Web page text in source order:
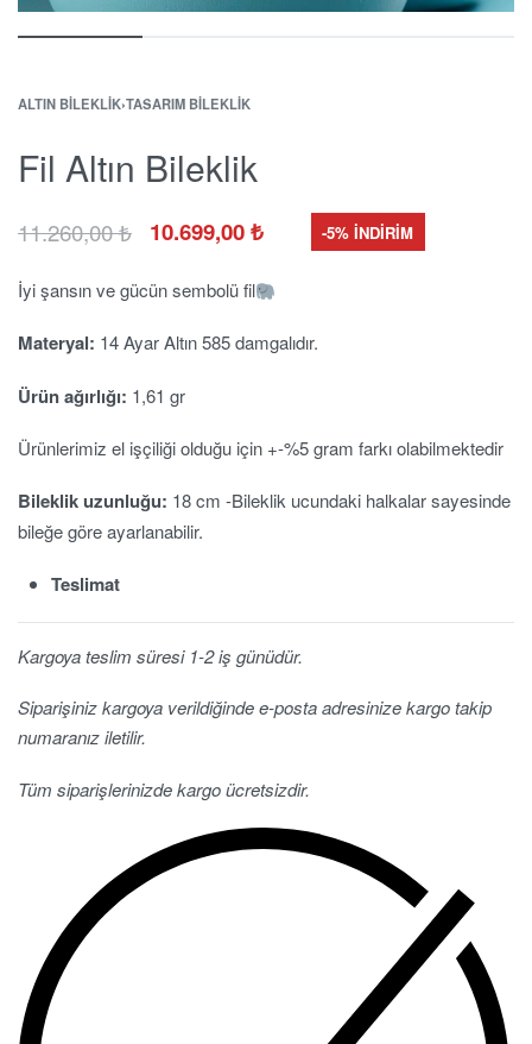
ALTIN BILEKLIK›TASARIM BILEKLIK
Fil Altın Bileklik
11.260,00₺ 10.699,00₺ -5% İNDİRİM
İyi şansın ve gücün sembolü fil
Materyal: 14 Ayar Altın 585 damgalıdır.
Ürün ağırlığı: 1,61 gr
Ürünlerimiz el işçiliği olduğu için +-%5 gram farkı olabilmektedir
Bileklik uzunluğu: 18 cm -Bileklik ucundaki halkalar sayesinde
bileğe göre ayarlanabilir.
Teslimat
Kargoya teslim süresi 1-2 iş günüdür.
Siparişiniz kargoya verildiğinde e-posta adresinize kargo takip
numaranız iletilir.
Tüm siparişlerinizde kargo ücretsizdir.